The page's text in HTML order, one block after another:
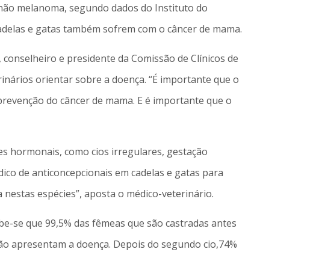
melanoma, segundo dados do Instituto do
e gatas também sofrem com o câncer de mama.
e presidente da Comissão de Clínicos de
orientar sobre a doença. “É importante que o
do câncer de mama. E é importante que o
hormonais, como cios irregulares, gestação
de anticoncepcionais em cadelas e gatas para
espécies”, aposta o médico-veterinário.
se que 99,5% das fêmeas que são castradas antes
apresentam a doença. Depois do segundo cio,74%